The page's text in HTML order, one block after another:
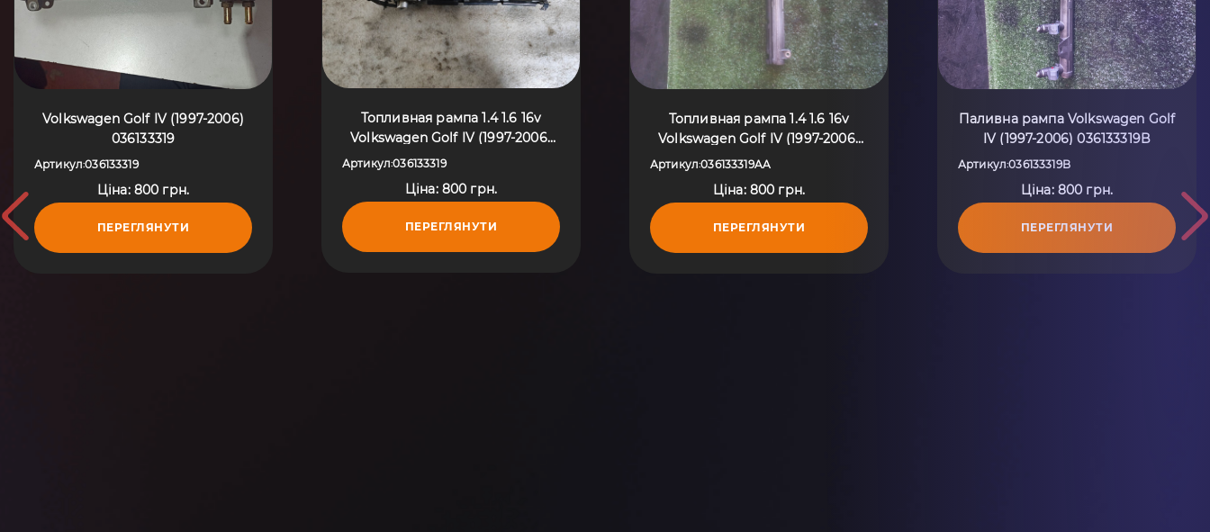
Volkswagen Golf IV (1997-2006)
036133319
Артикул:036133319
Ціна: 800 грн.
ПЕРЕГЛЯНУТИ
Топливная рампа 1.4 1.6 16v
Volkswagen Golf IV (1997-2006)
036133319
Артикул:036133319
Ціна: 800 грн.
ПЕРЕГЛЯНУТИ
Топливная рампа 1.4 1.6 16v
Volkswagen Golf IV (1997-2006)
036133319AA
Артикул:036133319AA
Ціна: 800 грн.
ПЕРЕГЛЯНУТИ
Паливна рампа Volkswagen Golf
IV (1997-2006) 036133319B
Артикул:036133319B
Ціна: 800 грн.
ПЕРЕГЛЯНУТИ